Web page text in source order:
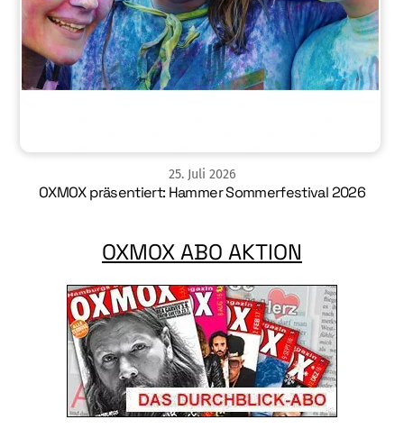
25. Juli 2026
OXMOX präsentiert: Hammer Sommerfestival 2026
OXMOX ABO AKTION